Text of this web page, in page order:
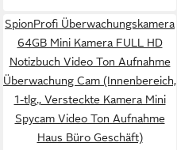
SpionProfi Überwachungskamera
64GB Mini Kamera FULL HD
Notizbuch Video Ton Aufnahme
Überwachung Cam (Innenbereich,
1-tlg., Versteckte Kamera Mini
Spycam Video Ton Aufnahme
Haus Büro Geschäft)